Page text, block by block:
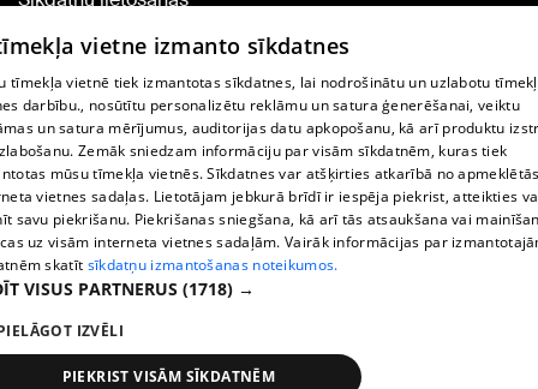
noteikumi
Komentāru pievienošana
TV programma
Līguma noteikumi
360 Ziņu kontakti
Helio Media
Portāla palīdzības dienests: e-pasts -
All rights reserved.
vietne izmanto sīkdatnes
tīmekļa vietnē tiek izmantotas sīkdatnes, lai nodrošinātu un uzlabotu
darbību., nosūtītu personalizētu reklāmu un satura ģenerēšanai, veiktu
un satura mērījumus, auditorijas datu apkopošanu, kā arī produktu
Zemāk sniedzam informāciju par visām sīkdatnēm, kuras tiek
mūsu tīmekļa vietnēs. Sīkdatnes var atšķirties atkarībā no
vietnes sadaļas. Lietotājam jebkurā brīdī ir iespēja piekrist, atteikties
savu piekrišanu. Piekrišanas sniegšana, kā arī tās atsaukšana vai
uz visām interneta vietnes sadaļām. Vairāk informācijas par
skatīt sīkdatņu izmantošanas noteikumos.
VISUS PARTNERUS (1718) →
IZVĒLI
PIEKRIST VISĀM SĪKDATNĒM